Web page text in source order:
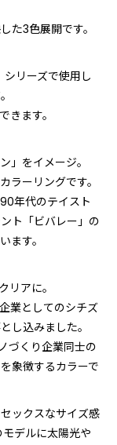
た3色展開です。
リーズで使用し
きます。
」をイメージ。
ラーリングです。
年代のテイスト
ト「ビバレー」の
ます。
リアに。
業としてのシチズ
し込みました。
づくり企業同士の
象徴するカラーで
ックスなサイズ感
デルに太陽光や